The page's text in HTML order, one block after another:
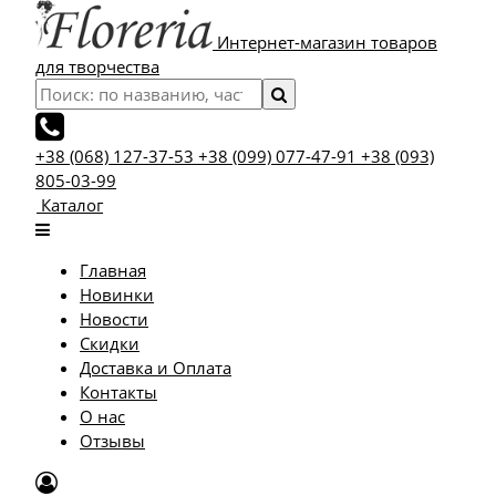
Интернет-магазин товаров
для творчества
+38 (068) 127-37-53 +38 (099) 077-47-91 +38 (093)
805-03-99
Каталог
Главная
Новинки
Новости
Скидки
Доставка и Оплата
Контакты
О нас
Отзывы